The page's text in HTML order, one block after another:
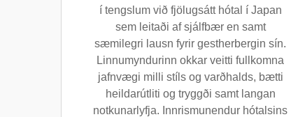
í tengslum við fjölugsátt hótal í Japan
sem leitaði af sjálfbær en samt
sæmilegri lausn fyrir gestherbergin sín.
Linnumyndurinn okkar veitti fullkomna
jafnvægi milli stíls og varðhalds, bætti
heildarútliti og tryggði samt langan
notkunarlyfja. Innrismunendur hótalsins